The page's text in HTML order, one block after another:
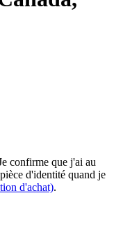
confirme que j'ai au
d'identité quand je
d'achat).